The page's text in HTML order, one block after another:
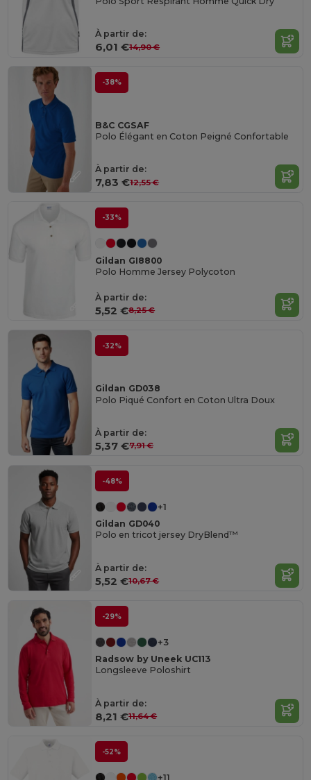
À partir de:
6,01 €14,90 €
-38%
B&C CGSAF
Polo Élégant en Coton Peigné Confortable
À partir de:
7,83 €12,55 €
-33%
Gildan GI8800
Polo Homme Jersey Polycoton
À partir de:
5,52 €8,25 €
-32%
Gildan GD038
Polo Piqué Confort en Coton Ultra Doux
À partir de:
5,37 €7,91 €
-48%
+1
Gildan GD040
Polo en tricot jersey DryBlend™
À partir de:
5,52 €10,67 €
-29%
+3
Radsow by Uneek UC113
Longsleeve Poloshirt
À partir de:
8,21 €11,64 €
-52%
+11